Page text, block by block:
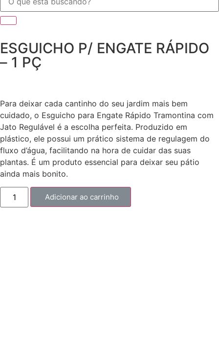
ESGUICHO P/ ENGATE RÁPIDO
– 1 PÇ
Para deixar cada cantinho do seu jardim mais bem
cuidado, o Esguicho para Engate Rápido Tramontina com
Jato Regulável é a escolha perfeita. Produzido em
plástico, ele possui um prático sistema de regulagem do
fluxo d’água, facilitando na hora de cuidar das suas
plantas. É um produto essencial para deixar seu pátio
ainda mais bonito.
Adicionar ao carrinho